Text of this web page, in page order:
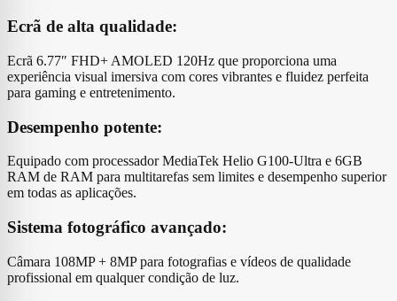
Ecrã de alta qualidade:
Ecrã 6.77″ FHD+ AMOLED 120Hz que proporciona uma
experiência visual imersiva com cores vibrantes e fluidez perfeita
para gaming e entretenimento.
Desempenho potente:
Equipado com processador MediaTek Helio G100-Ultra e 6GB
RAM de RAM para multitarefas sem limites e desempenho superior
em todas as aplicações.
Sistema fotográfico avançado:
Câmara 108MP + 8MP para fotografias e vídeos de qualidade
profissional em qualquer condição de luz.